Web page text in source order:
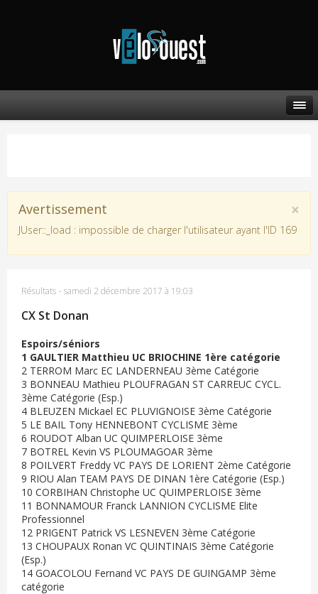
×
Avertissement
JUser::_load : impossible de charger l'utilisateur ayant l'ID 169
Résultats - samedi 2 décembre 2017 à 19:03
CX St Donan
Espoirs/séniors
1 GAULTIER Matthieu UC BRIOCHINE 1ère catégorie
2 TERROM Marc EC LANDERNEAU 3ème Catégorie
3 BONNEAU Mathieu PLOUFRAGAN ST CARREUC CYCL.
3ème Catégorie (Esp.)
4 BLEUZEN Mickael EC PLUVIGNOISE 3ème Catégorie
5 LE BAIL Tony HENNEBONT CYCLISME 3ème
6 ROUDOT Alban UC QUIMPERLOISE 3ème
7 BOTREL Kevin VS PLOUMAGOAR 3ème
8 POILVERT Freddy VC PAYS DE LORIENT 2ème Catégorie
9 RIOU Alan TEAM PAYS DE DINAN 1ère Catégorie (Esp.)
10 CORBIHAN Christophe UC QUIMPERLOISE 3ème
11 BONNAMOUR Franck LANNION CYCLISME Elite
Professionnel
12 PRIGENT Patrick VS LESNEVEN 3ème Catégorie
13 CHOUPAUX Ronan VC QUINTINAIS 3ème Catégorie
(Esp.)
14 GOACOLOU Fernand VC PAYS DE GUINGAMP 3ème
catégorie